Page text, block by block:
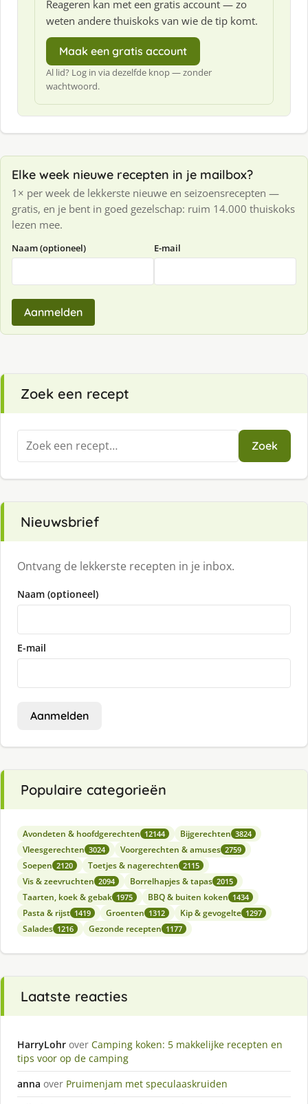
Reageren kan met een gratis account — zo
weten andere thuiskoks van wie de tip komt.
Maak een gratis account
Al lid? Log in via dezelfde knop — zonder
wachtwoord.
Elke week nieuwe recepten in je mailbox?
1× per week de lekkerste nieuwe en seizoensrecepten —
gratis, en je bent in goed gezelschap: ruim 14.000 thuiskoks
lezen mee.
Naam (optioneel) E-mail
Aanmelden
Zoek een recept
Zoeken
naar:
Zoek
Nieuwsbrief
Ontvang de lekkerste recepten in je inbox.
Naam (optioneel)
E-mail
Aanmelden
Populaire categorieën
Avondeten & hoofdgerechten 12144 Bijgerechten 3824
Vleesgerechten 3024 Voorgerechten & amuses 2759
Soepen 2120 Toetjes & nagerechten 2115
Vis & zeevruchten 2094 Borrelhapjes & tapas 2015
Taarten, koek & gebak 1975 BBQ & buiten koken 1434
Pasta & rijst 1419 Groenten 1312 Kip & gevogelte 1297
Salades 1216 Gezonde recepten 1177
Laatste reacties
HarryLohr over Camping koken: 5 makkelijke recepten en
tips voor op de camping
anna over Pruimenjam met speculaaskruiden